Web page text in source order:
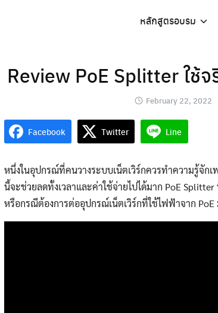
หลักสูตรอบรม
Review PoE Splitter ใช้
February 22, 2022
Facebook Twitter Line
หนึ่งในอุปกรณ์ที่คนวางระบบเน็ตเวิร์กควรทำความรู้จัก
นี้จะช่วยลดทั้งเวลาและค่าใช้จ่ายไปได้มาก PoE
หรือกรณีต้องการต่ออุปกรณ์เน็ตเวิร์กที่ใช้ไฟฟ้าจาก PoE